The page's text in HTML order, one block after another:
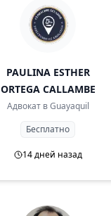
PAULINA ESTHER
ORTEGA CALLAMBE
Адвокат в Guayaquil
Бесплатно
14 дней назад